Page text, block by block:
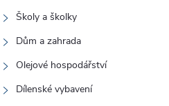
Školy a školky
Dům a zahrada
Olejové hospodářství
Dílenské vybavení